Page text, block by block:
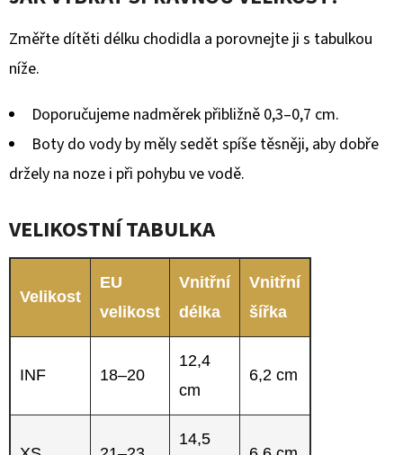
Změřte dítěti délku chodidla a porovnejte ji s tabulkou
níže.
Doporučujeme nadměrek přibližně 0,3–0,7 cm.
Boty do vody by měly sedět spíše těsněji, aby dobře
držely na noze i při pohybu ve vodě.
VELIKOSTNÍ TABULKA
Velikost
EU
velikost
Vnitřní
délka
Vnitřní
šířka
INF 18–20
12,4
cm
6,2 cm
14,5